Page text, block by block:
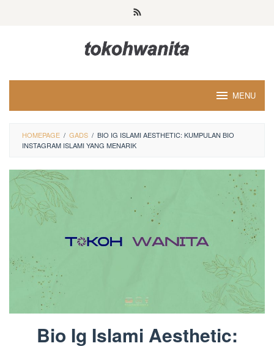
MENU
HOMEPAGE / GADS / BIO IG ISLAMI AESTHETIC: KUMPULAN BIO
INSTAGRAM ISLAMI YANG MENARIK
Bio Ig Islami Aesthetic: